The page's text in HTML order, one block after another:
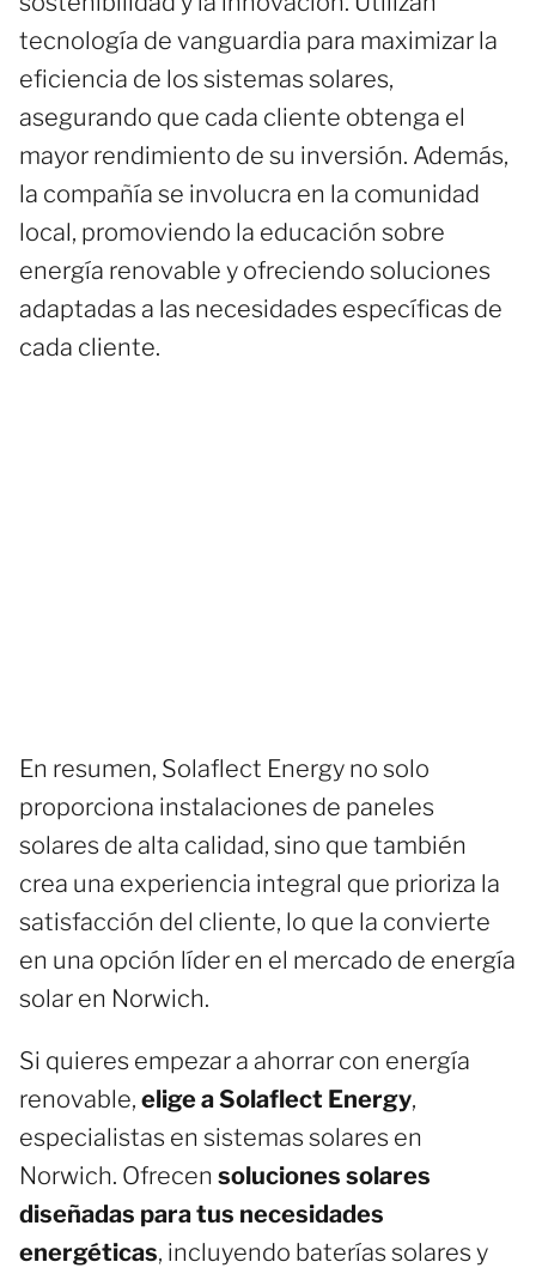
tecnología de vanguardia para maximizar la
eficiencia de los sistemas solares,
asegurando que cada cliente obtenga el
mayor rendimiento de su inversión. Además,
la compañía se involucra en la comunidad
local, promoviendo la educación sobre
energía renovable y ofreciendo soluciones
adaptadas a las necesidades específicas de
cada cliente.
En resumen, Solaflect Energy no solo
proporciona instalaciones de paneles
solares de alta calidad, sino que también
crea una experiencia integral que prioriza la
satisfacción del cliente, lo que la convierte
en una opción líder en el mercado de energía
solar en Norwich.
Si quieres empezar a ahorrar con energía
renovable, elige a Solaflect Energy,
especialistas en sistemas solares en
Norwich. Ofrecen soluciones solares
diseñadas para tus necesidades
energéticas, incluyendo baterías solares y